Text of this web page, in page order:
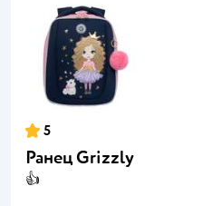
5
Ранец Grizzly
👍